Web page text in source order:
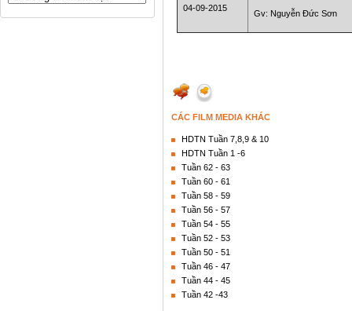
04-09-2015
Gv: Nguyễn Đức Sơn
CÁC FILM MEDIA KHÁC
HDTN Tuần 7,8,9 & 10
HDTN Tuần 1 -6
Tuần 62 - 63
Tuần 60 - 61
Tuần 58 - 59
Tuần 56 - 57
Tuần 54 - 55
Tuần 52 - 53
Tuần 50 - 51
Tuần 46 - 47
Tuần 44 - 45
Tuần 42 -43